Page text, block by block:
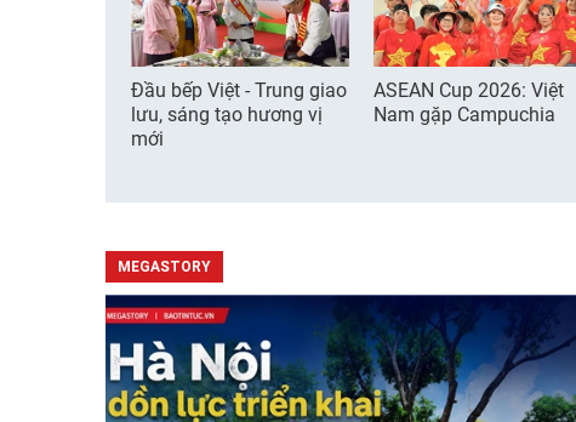
Đầu bếp Việt - Trung giao
lưu, sáng tạo hương vị
mới
ASEAN Cup 2026: Việt
Nam gặp Campuchia
MEGASTORY